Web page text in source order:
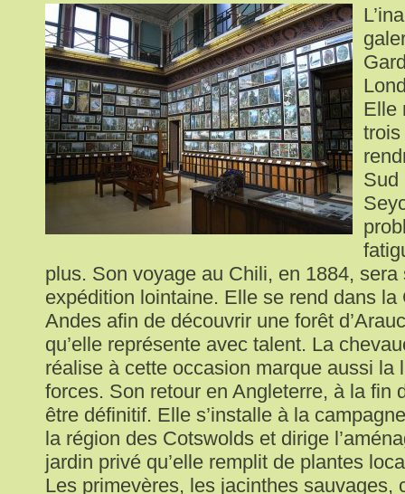
Elle
Sud
plus. Son voyage au Chili, en 1884, sera
expédition lointaine. Elle se rend dans la
Andes afin de découvrir une forêt
qu’elle représente avec talent. La
réalise à cette occasion marque aussi la
forces. Son retour en Angleterre, à la fin
être définitif. Elle s’installe à la
la région des Cotswolds et dirige
jardin privé qu’elle remplit de plantes
Les primevères, les jacinthes sauvages,